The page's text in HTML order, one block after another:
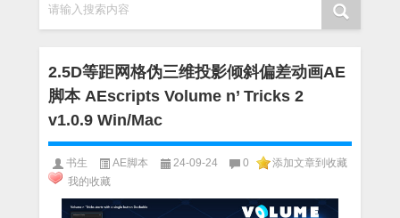
请输入搜索内容
2.5D等距网格伪三维投影倾斜偏差动画AE
脚本 AEscripts Volume n’ Tricks 2
v1.0.9 Win/Mac
书生 AE脚本 24-09-24 0
添加文章到收藏
我的收藏